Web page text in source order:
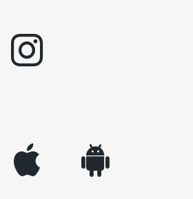
instagram
appleinc android